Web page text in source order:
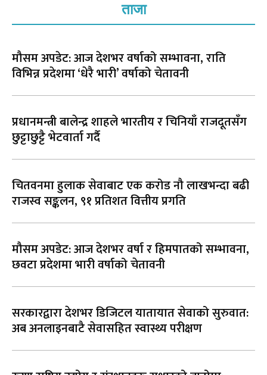
ताजा
मौसम अपडेट: आज देशभर वर्षाको सम्भावना, राति
विभिन्न प्रदेशमा ‘धेरै भारी’ वर्षाको चेतावनी
प्रधानमन्त्री बालेन्द्र शाहले भारतीय र चिनियाँ राजदूतसँग
छुट्टाछुट्टै भेटवार्ता गर्दै
चितवनमा हुलाक सेवाबाट एक करोड नौ लाखभन्दा बढी
राजस्व सङ्कलन, ९१ प्रतिशत वित्तीय प्रगति
मौसम अपडेट: आज देशभर वर्षा र हिमपातको सम्भावना,
छवटा प्रदेशमा भारी वर्षाको चेतावनी
सरकारद्वारा देशभर डिजिटल यातायात सेवाको सुरुवात:
अब अनलाइनबाटै सेवासहित स्वास्थ्य परीक्षण